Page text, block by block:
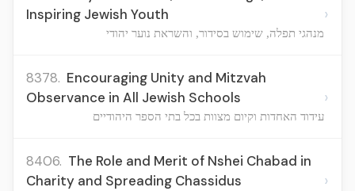
Inspiring Jewish Youth
מנהגי תפלה, שימוש בסידור, והשראת נוער יהודי
›
8378. Encouraging Unity and Mitzvah
Observance in All Jewish Schools
עידוד האחדות וקיום מצוות בכל בתי הספר היהודיים
›
8406. The Role and Merit of Nshei Chabad in
Charity and Spreading Chassidus
›